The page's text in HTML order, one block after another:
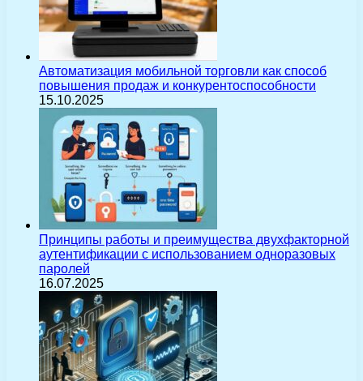
Автоматизация мобильной торговли как способ
повышения продаж и конкурентоспособности
15.10.2025
Принципы работы и преимущества двухфакторной
аутентификации с использованием одноразовых
паролей
16.07.2025